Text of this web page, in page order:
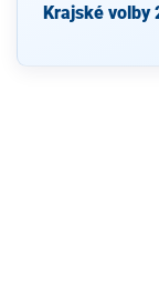
Krajské volby